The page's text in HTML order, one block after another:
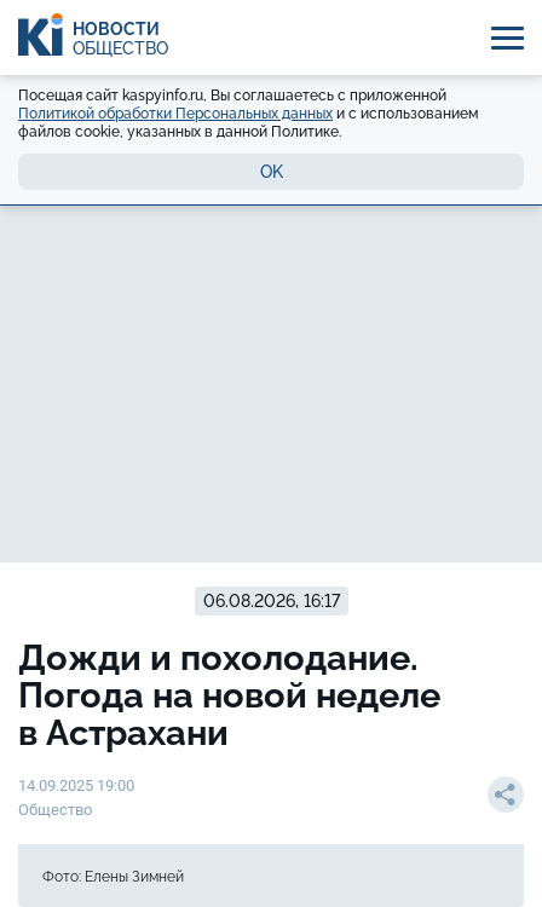
НОВОСТИ
ОБЩЕСТВО
Посещая сайт kaspyinfo.ru, Вы соглашаетесь с приложенной
Политикой обработки Персональных данных и с использованием
файлов cookie, указанных в данной Политике.
OK
06.08.2026, 16:17
Дожди и похолодание.
Погода на новой неделе
в Астрахани
14.09.2025 19:00
Общество
Фото: Елены Зимней